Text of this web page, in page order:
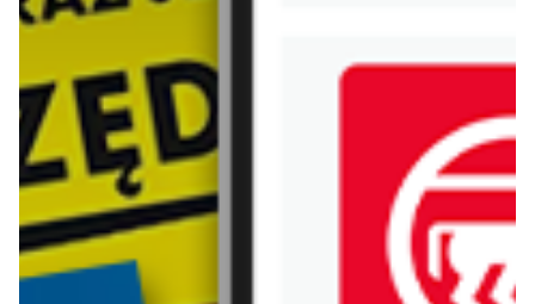
aktualna
Makro
już za 1 dzień